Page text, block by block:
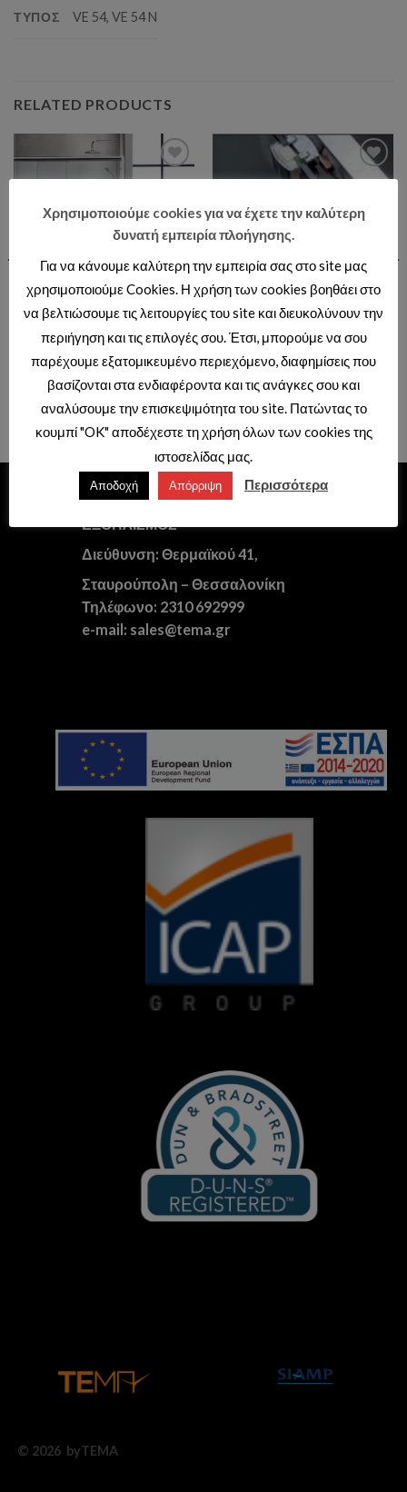
ΤΥΠΟΣ VE 54, VE 54 N
RELATED PRODUCTS
ΑΝΤΑΛΛΑΚΤΙΚΑ ΚΑΜΠΙΝΩΝ
ΠΟΡΤΑ ΚΑΜΠΙΝΑΣ NEW TEMA
ΑΠΟ 2 ΣΤΑΘΕΡΑ ΚΑΙ 2
ΣΥΡΟΜΕΝΑ
Τιμές διαθέσιμες μόνο με κωδικό
ΑΝΤΑΛΛΑΚΤΙΚΑ ΚΑΜΠΙΝΩΝ
ΡΟΔΑΚΙΑ ΚΑΜΠΙΝΑΣ VERSUS
Τιμές διαθέσιμες μόνο με κωδικό
επαγγελματιών.
ΕΙΔΗ ΥΓΙΕΙΝΗΣ – ΞΕΝΟΔΟΧΕΙΑΚΟΣ
ΕΞΟΠΛΙΣΜΟΣ
Διεύθυνση: Θερμαϊκού 41,
Σταυρούπολη – Θεσσαλονίκη
Τηλέφωνο: 2310 692999
e-mail: sales@tema.gr
© 2026 byTEMA
Χρησιμοποιούμε cookies για να έχετε την καλύτερη
δυνατή εμπειρία πλοήγησης.
Για να κάνουμε καλύτερη την εμπειρία σας στο site μας
χρησιμοποιούμε Cookies. Η χρήση των cookies βοηθάει στο
να βελτιώσουμε τις λειτουργίες του site και διευκολύνουν την
περιήγηση και τις επιλογές σου. Έτσι, μπορούμε να σου
παρέχουμε εξατομικευμένο περιεχόμενο, διαφημίσεις που
βασίζονται στα ενδιαφέροντα και τις ανάγκες σου και
αναλύσουμε την επισκεψιμότητα του site. Πατώντας το
κουμπί "OK" αποδέχεστε τη χρήση όλων των cookies της
ιστοσελίδας μας.
Αποδοχή Απόρριψη Περισσότερα